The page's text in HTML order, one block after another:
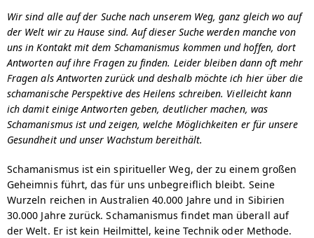
Certified Shamanic Practitioner
Fellowships & Specialties
Special Topics
Community Events
CPD for Shamanic Practitioners
Enneagram Studies
Calendar
Team
Wir sind alle auf der Suche nach unserem Weg, ganz gleich wo auf
der Welt wir zu Hause sind. Auf dieser Suche werden manche von
uns in Kontakt mit dem Schamanismus kommen und hoffen, dort
Antworten auf ihre Fragen zu finden. Leider bleiben dann oft mehr
Fragen als Antworten zurück und deshalb möchte ich hier über die
schamanische Perspektive des Heilens schreiben. Vielleicht kann
ich damit einige Antworten geben, deutlicher machen, was
Schamanismus ist und zeigen, welche Möglichkeiten er für unsere
Gesundheit und unser Wachstum bereithält.
Schamanismus ist ein spiritueller Weg, der zu einem großen
Geheimnis führt, das für uns unbegreiflich bleibt. Seine
Wurzeln reichen in Australien 40.000 Jahre und in Sibirien
30.000 Jahre zurück. Schamanismus findet man überall auf
der Welt. Er ist kein Heilmittel, keine Technik oder Methode.